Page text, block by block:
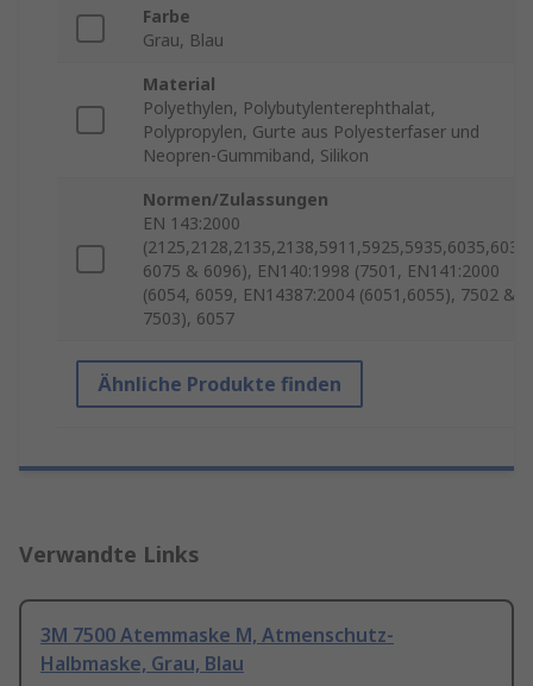
Farbe
Grau, Blau
Material
Polyethylen, Polybutylenterephthalat,
Polypropylen, Gurte aus Polyesterfaser und
Neopren-Gummiband, Silikon
Normen/Zulassungen
EN 143:2000
6075 & 6096), EN140:1998 (7501, EN141:2000
(6054, 6059, EN14387:2004 (6051,6055), 7502 &
7503), 6057
Ähnliche Produkte finden
Verwandte Links
3M 7500 Atemmaske M, Atmenschutz-
Halbmaske, Grau, Blau